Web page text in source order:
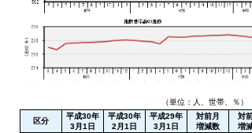
（単位：人、世帯、％）
区分
平成30年
3月1日
平成30年
2月1日
平成29年
3月1日
対前月
増減数
対前
増減